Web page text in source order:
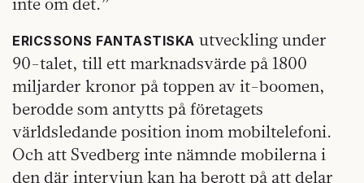
ERICSSONS FANTASTISKA utveckling under
90-talet, till ett marknadsvärde på 1800
miljarder kronor på toppen av it-boomen,
berodde som antytts på företagets
världsledande position inom mobiltelefoni.
Och att Svedberg inte nämnde mobilerna i
den där intervjun kan ha berott på att delar